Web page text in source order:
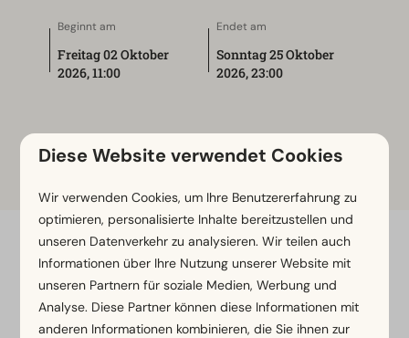
Beginnt am
Freitag 02 Oktober
2026, 11:00
Endet am
Sonntag 25 Oktober
2026, 23:00
Brunssumer Oktoberfeste
Sichere Bezahlung
Diese Website verwendet Cookies
Wir verwenden Cookies, um Ihre Benutzererfahrung zu
optimieren, personalisierte Inhalte bereitzustellen und
unseren Datenverkehr zu analysieren. Wir teilen auch
Informationen über Ihre Nutzung unserer Website mit
unseren Partnern für soziale Medien, Werbung und
Analyse. Diese Partner können diese Informationen mit
anderen Informationen kombinieren, die Sie ihnen zur